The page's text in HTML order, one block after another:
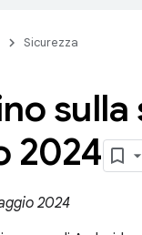
Sicurezza
2024
2024